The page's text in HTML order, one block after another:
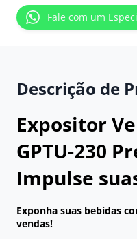
Fale com um
Descrição de
Expositor
GPTU-230
Impulse
Exponha suas bebidas
vendas!